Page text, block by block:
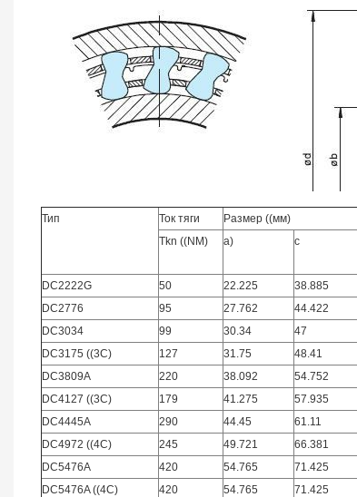
Тип Ток тяги Размер ((мм)
Tkn ((NM) а) c
DC2222G 50 22.225 38.885
DC2776
95 27.762 44.422
DC3034
99 30.34 47
DC3175 ((3C)
127 31.75 48.41
DC3809A
220 38.092 54.752
DC4127 ((3C)
179 41.275 57.935
DC4445A
290 44.45 61.11
DC4972 ((4C)
245 49.721 66.381
DC5476A
420 54.765 71.425
DC5476A ((4C)
420 54.765 71.425